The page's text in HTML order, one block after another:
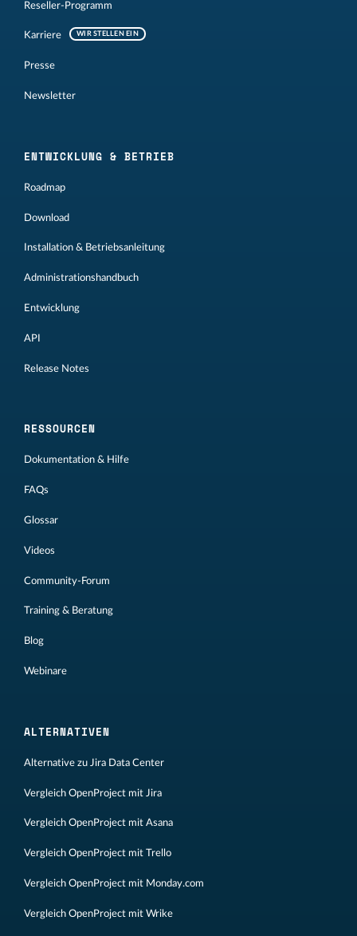
Reseller-Programm
Karriere WIR STELLEN EIN
Presse
Newsletter
ENTWICKLUNG & BETRIEB
Roadmap
Download
Installation & Betriebsanleitung
Administrationshandbuch
Entwicklung
API
Release Notes
RESSOURCEN
Dokumentation & Hilfe
FAQs
Glossar
Videos
Community-Forum
Training & Beratung
Blog
Webinare
ALTERNATIVEN
Alternative zu Jira Data Center
Vergleich OpenProject mit Jira
Vergleich OpenProject mit Asana
Vergleich OpenProject mit Trello
Vergleich OpenProject mit Monday.com
Vergleich OpenProject mit Wrike